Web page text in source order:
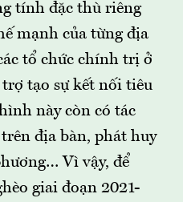
tính đặc thù riêng
mạnh của từng địa
tổ chức chính trị ở
tạo sự kết nối tiêu
này còn có tác
địa bàn, phát huy
Vì vậy, để
giai đoạn 2021-